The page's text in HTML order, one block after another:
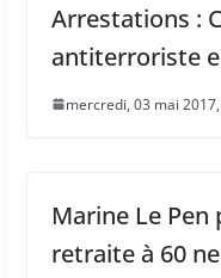
Arrestations :
antiterroriste
mercredi, 03 mai
Marine Le Pen
retraite à 60